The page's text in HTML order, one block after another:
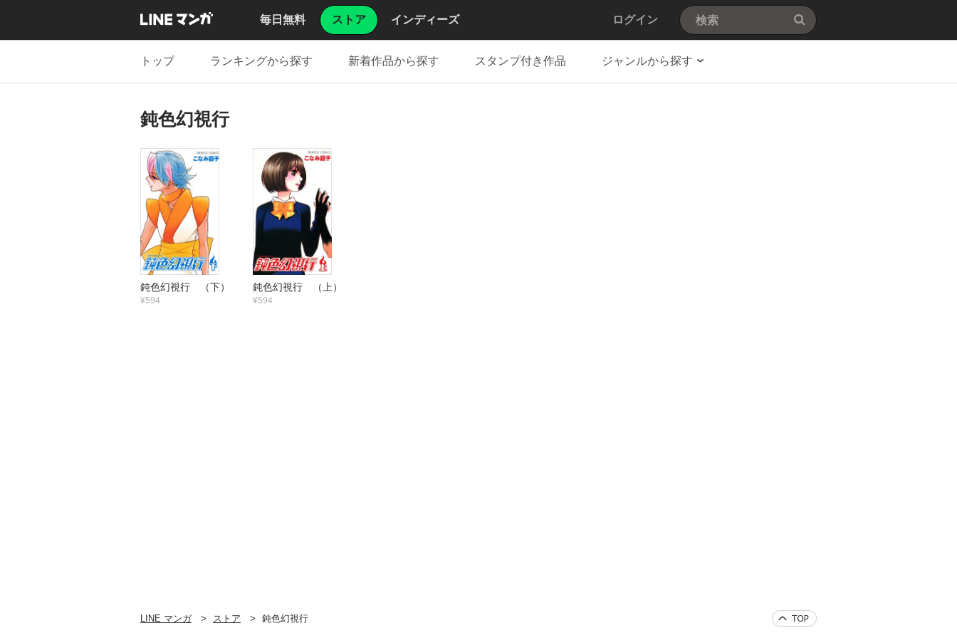
毎日無料 ストア インディーズ ログイン
トップ ランキングから探す 新着作品から探す スタンプ付き作品 ジャンルから探す
鈍色幻視行
鈍色幻視行 （下）
¥594
鈍色幻視行 （上）
¥594
LINE マンガ ストア 鈍色幻視行